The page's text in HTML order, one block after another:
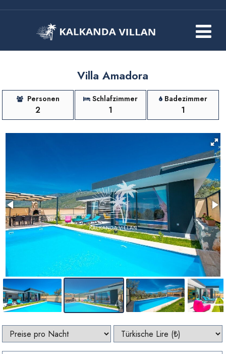
Villa Amadora
Personen
2
Schlafzimmer
1
Badezimmer
1